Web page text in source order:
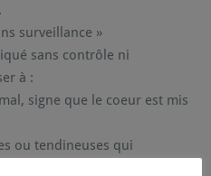
surveillance »
sans contrôle ni
à :
signe que le coeur est mis
ou tendineuses qui